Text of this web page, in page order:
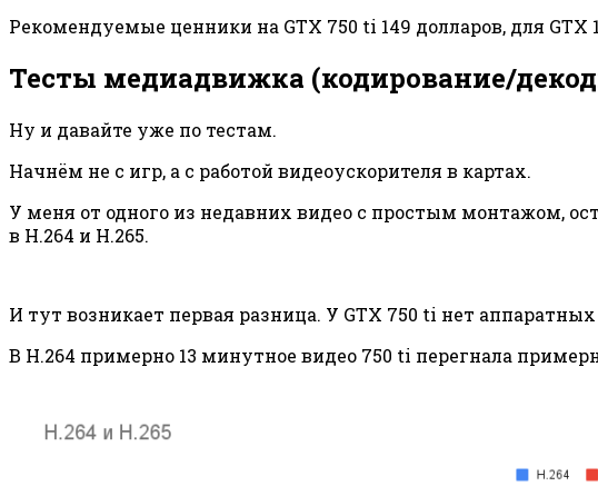
Рекомендуемые ценники на GTX 750 ti 149 долларов, для GTX
Тесты медиадвижка (кодирование/
Ну и давайте уже по тестам.
Начнём не с игр, а с работой видеоускорителя в картах.
У меня от одного из недавних видео с простым монтажом,
в H.264 и H.265.
И тут возникает первая разница. У GTX 750 ti нет
В H.264 примерно 13 минутное видео 750 ti перегнала